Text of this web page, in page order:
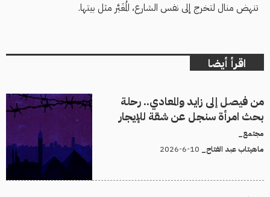
تنهض منال لتخرج إلى نفس الشارع، المُغَبَّر مثل بيتها.
اقرأ أيضا
من فيصل إلى زايد والمعادي.. رحلة
بحث امرأة سنجل عن شقة للإيجار
مجتمع_
ماهيتاب عبد الفتاح_